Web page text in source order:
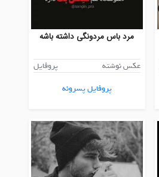
مرد باس مردونگی داشته باشه
عکس نوشته
پروفایل
پروفایل پسرونه